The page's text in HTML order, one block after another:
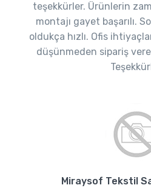
teşekkürler. Ürünlerin
montajı gayet başarılı.
oldukça hızlı. Ofis
düşünmeden sipariş
Miraysof Tekstil